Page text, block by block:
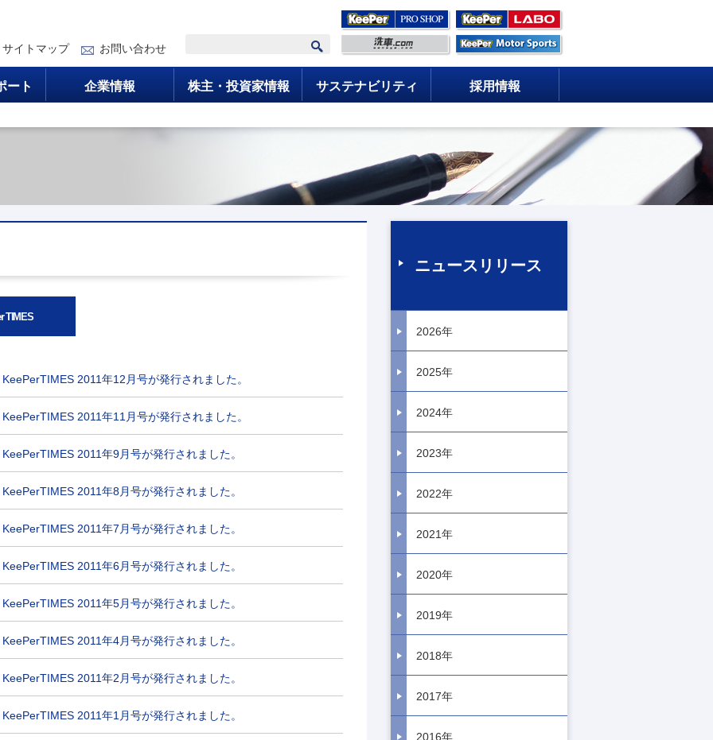
サイトマップ お問い合わせ
ート 企業情報 株主・投資家情報 サステナビリティ 採用情報
TIMES
KeePerTIMES 2011年12月号が発行されました。
KeePerTIMES 2011年11月号が発行されました。
KeePerTIMES 2011年9月号が発行されました。
KeePerTIMES 2011年8月号が発行されました。
KeePerTIMES 2011年7月号が発行されました。
KeePerTIMES 2011年6月号が発行されました。
KeePerTIMES 2011年5月号が発行されました。
KeePerTIMES 2011年4月号が発行されました。
KeePerTIMES 2011年2月号が発行されました。
KeePerTIMES 2011年1月号が発行されました。
ニュースリリース
2026年
2025年
2024年
2023年
2022年
2021年
2020年
2019年
2018年
2017年
2016年